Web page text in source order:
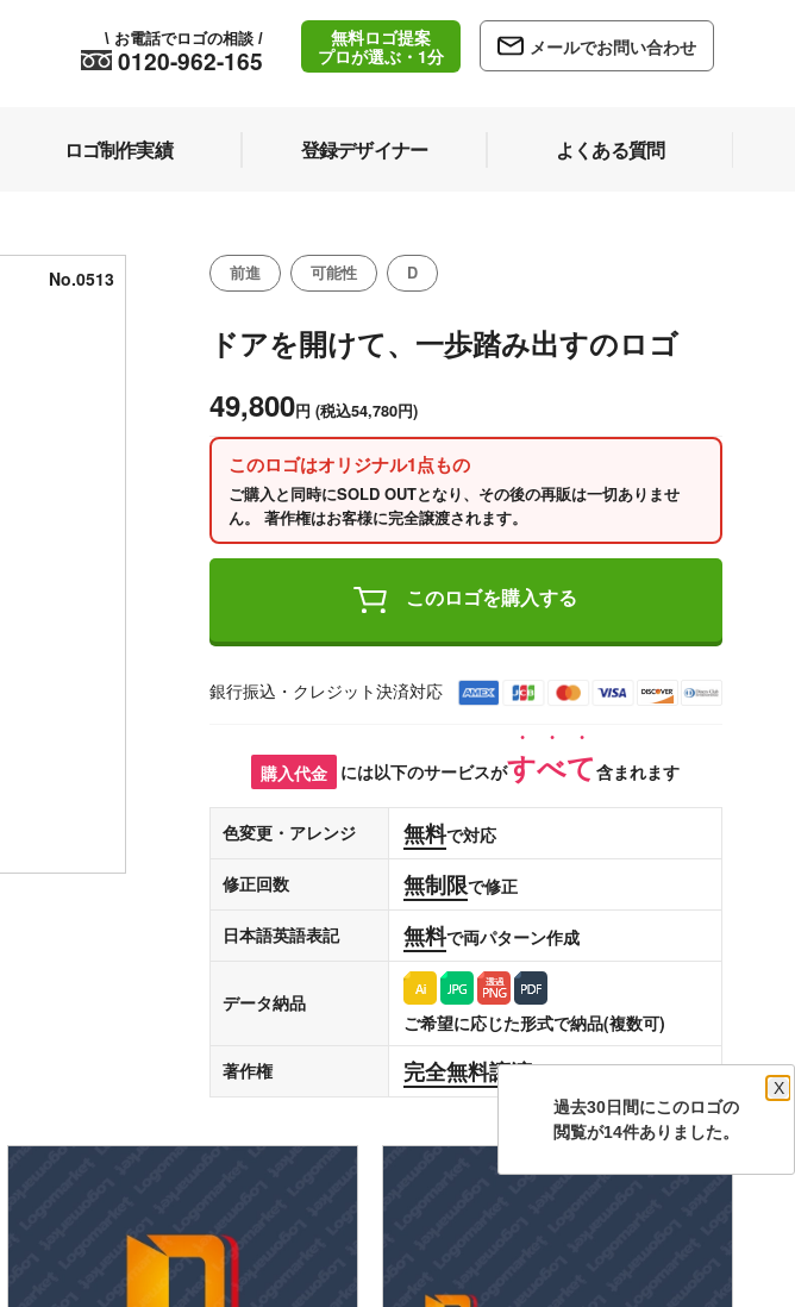
0120-962-165
\ お電話でロゴの相談 /
無料ロゴ提案
プロが選ぶ・1分
メールでお問い合わせ
ロゴ制作実績 登録デザイナー よくある質問
No.0513 前進 可能性 D
ドアを開けて、一歩踏み出すのロゴ
49,800円 (税込54,780円)
このロゴはオリジナル1点もの
ご購入と同時にSOLD OUTとなり、その後の再販は一切ありませ
ん。 著作権はお客様に完全譲渡されます。
このロゴを購入する
銀行振込・クレジット決済対応
購入代金 には以下のサービスがすべて含まれます
色変更・アレンジ 無料で対応
修正回数 無制限で修正
日本語英語表記 無料で両パターン作成
データ納品
ご希望に応じた形式で納品(複数可)
著作権
完全無料譲渡します
過去30日間にこのロゴの
X
閲覧が14件ありました。